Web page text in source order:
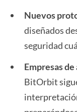
Nuevos
diseñados
seguridad
Empresas
BitOrbit